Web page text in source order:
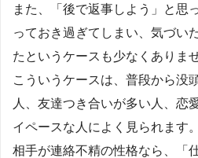
また、「後で返事しよう」と思
っておき過ぎてしまい、気づい
たというケースも少なくありませ
こういうケースは、普段から没
人、友達つき合いが多い人、恋
イペースな人によく見られます。
相手が連絡不精の性格なら、「